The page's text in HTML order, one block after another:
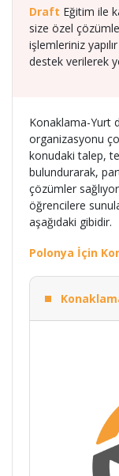
Draft Eğitim ile
size özel
işlemleriniz
destek verilerek
Konaklama-Yurt
organizasyonu
konudaki talep,
bulundurarak,
çözümler
öğrencilere
aşağıdaki gibidir.
Polonya İçin